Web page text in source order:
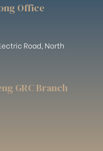
Office
Road, North
GRC Branch